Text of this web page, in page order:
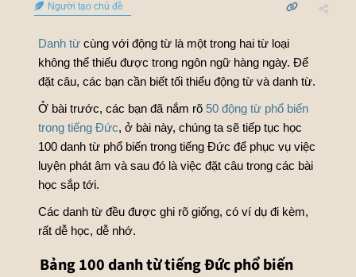
Người tạo chủ đề
Danh từcùng với động từ là một trong hai từ loại
không thể thiếu được trong ngôn ngữ hàng ngày. Để
đặt câu, các bạn cần biết tối thiểu động từ và danh từ.
Ở bài trước, các bạn đã nắm rõ 50 động từ phổ biến
trong tiếng Đức, ở bài này, chúng ta sẽ tiếp tục học
100 danh từ phổ biến trong tiếng Đức để phục vụ việc
luyện phát âm và sau đó là việc đặt câu trong các bài
học sắp tới.
Các danh từ đều được ghi rõ giống, có ví dụ đi kèm,
rất dễ học, dễ nhớ.
Bảng 100 danh từ tiếng Đức phổ biến